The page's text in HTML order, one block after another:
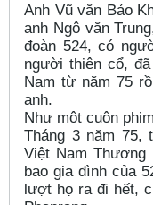
Anh Vũ văn Bảo
anh Ngô văn
đoàn 524, có
người thiên cổ,
Nam từ năm 75
anh.
Như một cuộn
Tháng 3 năm 75,
Việt Nam
bao gia đình của
lượt họ ra đi hết,